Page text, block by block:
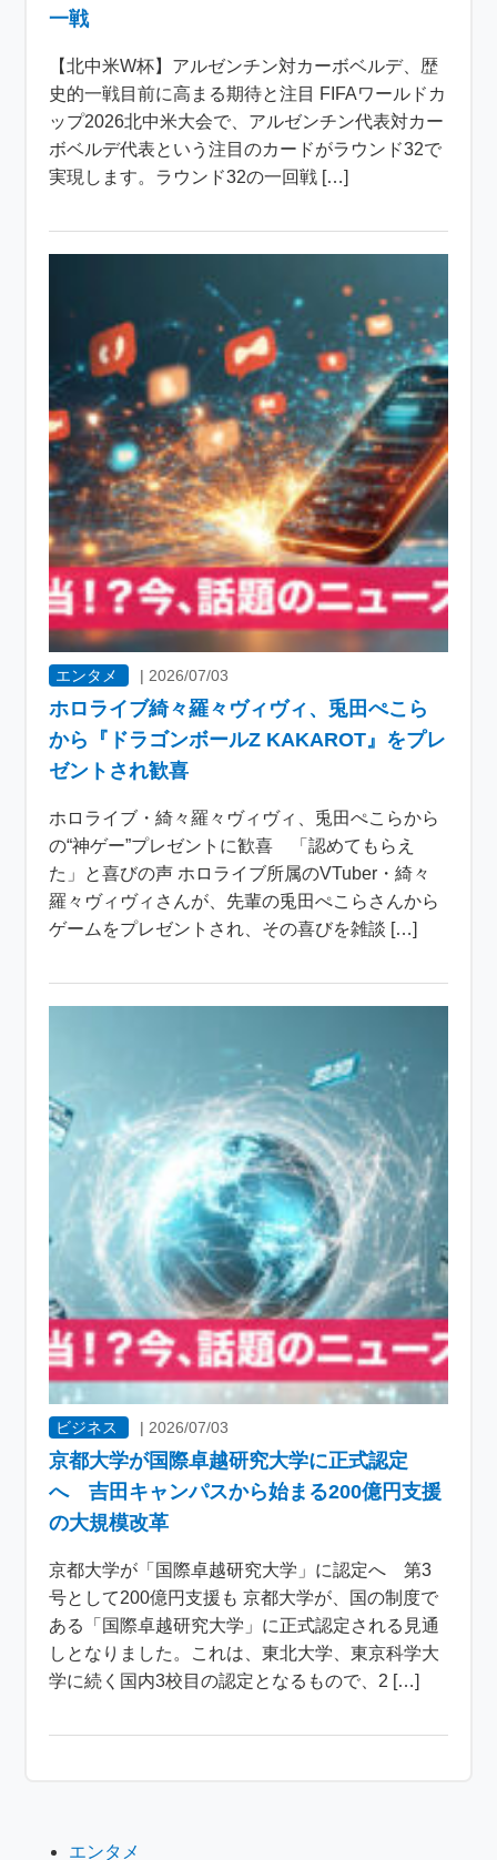
一戦
【北中米W杯】アルゼンチン対カーボベルデ、歴
史的一戦目前に高まる期待と注目 FIFAワールドカ
ップ2026北中米大会で、アルゼンチン代表対カー
ボベルデ代表という注目のカードがラウンド32で
実現します。ラウンド32の一回戦 […]
エンタメ | 2026/07/03
ホロライブ綺々羅々ヴィヴィ、兎田ぺこら
から『ドラゴンボールZ KAKAROT』をプレ
ゼントされ歓喜
ホロライブ・綺々羅々ヴィヴィ、兎田ぺこらから
の“神ゲー”プレゼントに歓喜 「認めてもらえ
た」と喜びの声 ホロライブ所属のVTuber・綺々
羅々ヴィヴィさんが、先輩の兎田ぺこらさんから
ゲームをプレゼントされ、その喜びを雑談 […]
ビジネス |2026/07/03
京都大学が国際卓越研究大学に正式認定
へ 吉田キャンパスから始まる200億円支援
の大規模改革
京都大学が「国際卓越研究大学」に認定へ 第3
号として200億円支援も 京都大学が、国の制度で
ある「国際卓越研究大学」に正式認定される見通
しとなりました。これは、東北大学、東京科学大
学に続く国内3校目の認定となるもので、2 […]
エンタメ